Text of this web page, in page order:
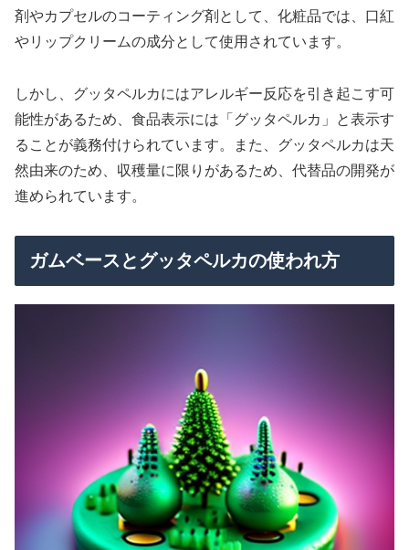
剤やカプセルのコーティング剤として、化粧品では、口紅
やリップクリームの成分として使用されています。
しかし、グッタペルカにはアレルギー反応を引き起こす可
能性があるため、食品表示には「グッタペルカ」と表示す
ることが義務付けられています。また、グッタペルカは天
然由来のため、収穫量に限りがあるため、代替品の開発が
進められています。
ガムベースとグッタペルカの使われ方